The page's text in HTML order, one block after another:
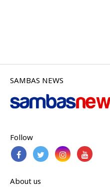
SAMBAS NEWS
Follow
About us